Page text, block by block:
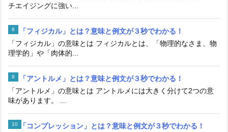
チエイジングに強い...
「フィジカル」とは？意味と例文が３秒でわかる！
「フィジカル」の意味とは フィジカルとは、「物理的なさま、物
理学的」や「肉体的...
「アントルメ」とは？意味と例文が３秒でわかる！
「アントルメ」の意味とは アントルメには大きく分けて2つの意
味があります。 ...
「コンプレッション」とは？意味と例文が３秒でわかる！